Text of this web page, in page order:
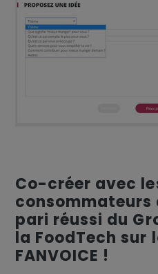
Co-créer avec
consommateurs
pari réussi du
la FoodTech sur
FANVOICE !